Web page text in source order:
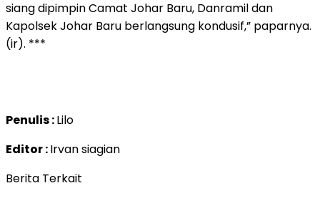
siang dipimpin Camat Johar Baru, Danramil dan
Kapolsek Johar Baru berlangsung kondusif,” paparnya.
(ir). ***
Penulis :Lilo
Editor :Irvan siagian
Berita Terkait